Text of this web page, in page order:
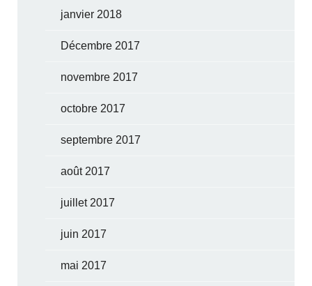
janvier 2018
Décembre 2017
novembre 2017
octobre 2017
septembre 2017
août 2017
juillet 2017
juin 2017
mai 2017